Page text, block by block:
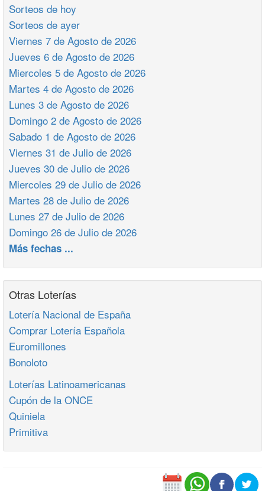
Sorteos de hoy
Sorteos de ayer
Viernes 7 de Agosto de 2026
Jueves 6 de Agosto de 2026
Miercoles 5 de Agosto de 2026
Martes 4 de Agosto de 2026
Lunes 3 de Agosto de 2026
Domingo 2 de Agosto de 2026
Sabado 1 de Agosto de 2026
Viernes 31 de Julio de 2026
Jueves 30 de Julio de 2026
Miercoles 29 de Julio de 2026
Martes 28 de Julio de 2026
Lunes 27 de Julio de 2026
Domingo 26 de Julio de 2026
Más fechas ...
Otras Loterías
Lotería Nacional de España
Comprar Lotería Española
Euromillones
Bonoloto
Loterías Latinoamericanas
Cupón de la ONCE
Quiniela
Primitiva